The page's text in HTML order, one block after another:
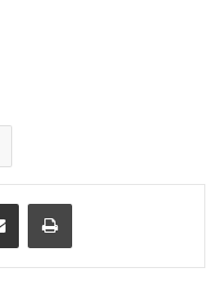
Надіслати електронною поштоюНадрукувати